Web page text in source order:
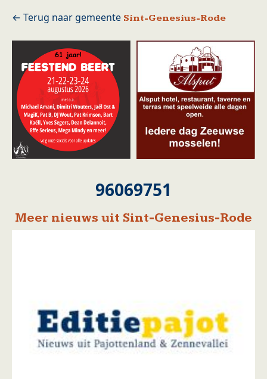
Sint-Genesius-Rode
96069751
Meer nieuws uit Sint-Genesius-Rode